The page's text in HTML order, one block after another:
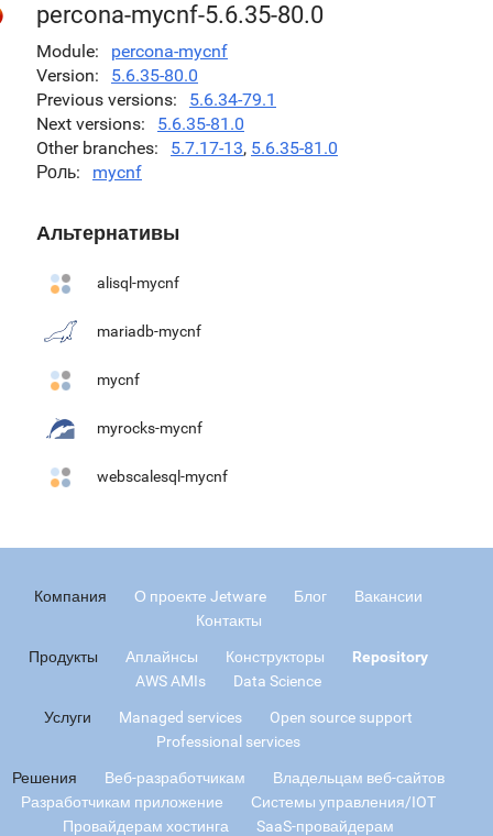
percona-mycnf-5.6.35-80.0
Module
percona-mycnf
Version
5.6.35-80.0
Previous versions
5.6.34-79.1
Next versions
5.6.35-81.0
Other branches
5.7.17-13, 5.6.35-81.0
Роль
mycnf
Альтернативы
alisql-mycnf
mariadb-mycnf
mycnf
myrocks-mycnf
webscalesql-mycnf
Компания О проекте Jetware Блог
Вакансии
Контакты
Продукты Аплайнсы Конструкторы
Repository
AWS AMIs
Data Science
Услуги Managed services
Open source support
Professional services
Решения Веб-разработчикам
Владельцам веб-сайтов
Разработчикам приложение
Системы управления/IOT
Провайдерам хостинга
SaaS-провайдерам